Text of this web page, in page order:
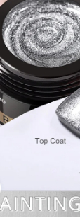
Kattintson a